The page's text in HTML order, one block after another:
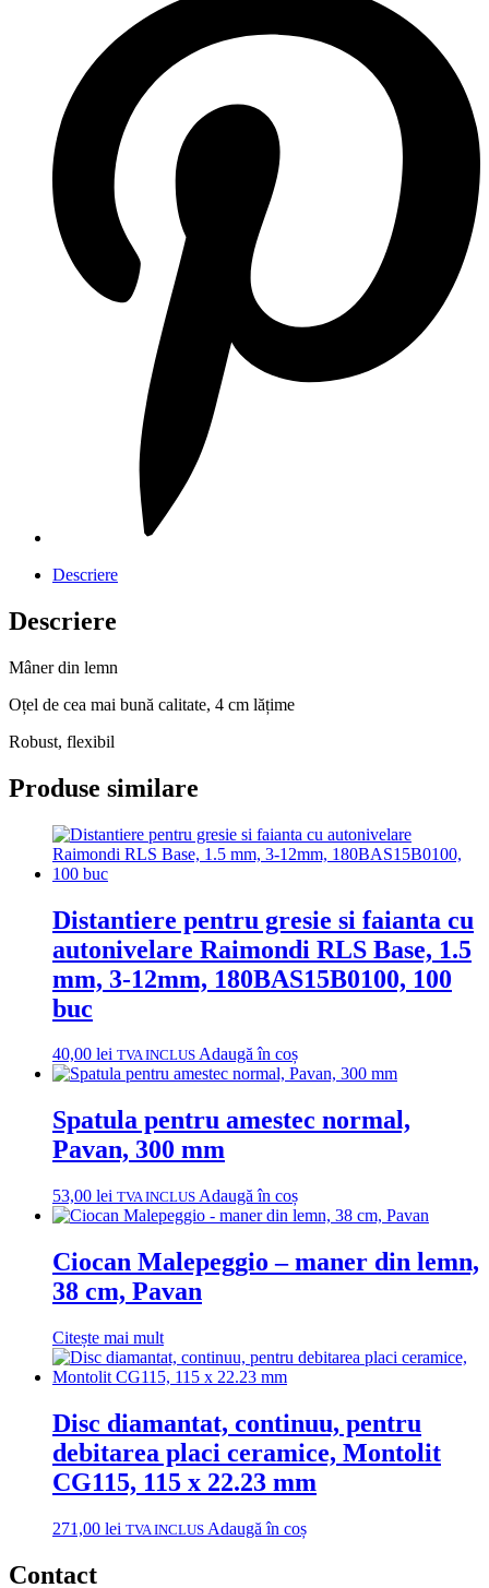
Descriere
Descriere
Mâner din lemn
Oțel de cea mai bună calitate, 4 cm lățime
Robust, flexibil
Produse similare
Distantiere pentru gresie si faianta cu
autonivelare Raimondi RLS Base, 1.5
mm, 3-12mm, 180BAS15B0100, 100
buc
40,00 lei TVA INCLUS Adaugă în coș
Spatula pentru amestec normal,
Pavan, 300 mm
53,00 lei TVA INCLUS Adaugă în coș
Ciocan Malepeggio – maner din lemn,
38 cm, Pavan
Citește mai mult
Disc diamantat, continuu, pentru
debitarea placi ceramice, Montolit
CG115, 115 x 22.23 mm
271,00 lei TVA INCLUS Adaugă în coș
Contact